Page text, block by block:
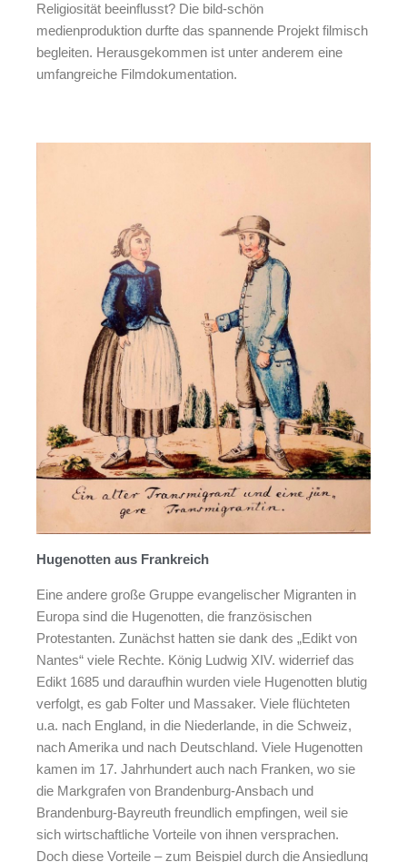
Religiosität beeinflusst? Die bild-schön
medienproduktion durfte das spannende Projekt filmisch
begleiten. Herausgekommen ist unter anderem eine
umfangreiche Filmdokumentation.
Hugenotten aus Frankreich
Eine andere große Gruppe evangelischer Migranten in
Europa sind die Hugenotten, die französischen
Protestanten. Zunächst hatten sie dank des „Edikt von
Nantes“ viele Rechte. König Ludwig XIV. widerrief das
Edikt 1685 und daraufhin wurden viele Hugenotten blutig
verfolgt, es gab Folter und Massaker. Viele flüchteten
u.a. nach England, in die Niederlande, in die Schweiz,
nach Amerika und nach Deutschland. Viele Hugenotten
kamen im 17. Jahrhundert auch nach Franken, wo sie
die Markgrafen von Brandenburg-Ansbach und
Brandenburg-Bayreuth freundlich empfingen, weil sie
sich wirtschaftliche Vorteile von ihnen versprachen.
Doch diese Vorteile – zum Beispiel durch die Ansiedlung